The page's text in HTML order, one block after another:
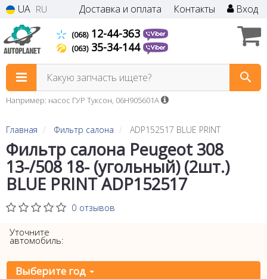
UA RU Доставка и оплата Контакты Вход
(068)12-44-363
(063)35-34-144
Какую запчасть ищете?
Например: насос ГУР Туксон, 06H905601A
Главная Фильтр салона ADP152517 BLUE PRINT
Фильтр салона Peugeot 308
13-/508 18- (угольный) (2шт.)
BLUE PRINT ADP152517
0 отзывов
Уточните
автомобиль:
Выберите год